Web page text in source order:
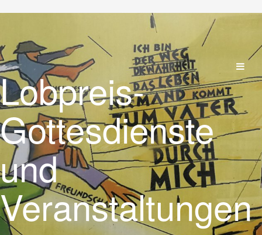
Lobpreis-
Gottesdienste
und
Veranstaltungen